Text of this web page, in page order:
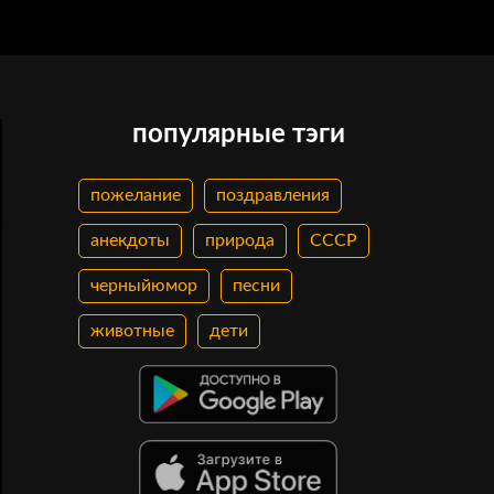
популярные тэги
пожелание поздравления
анекдоты природа СССР
черныйюмор песни
животные дети